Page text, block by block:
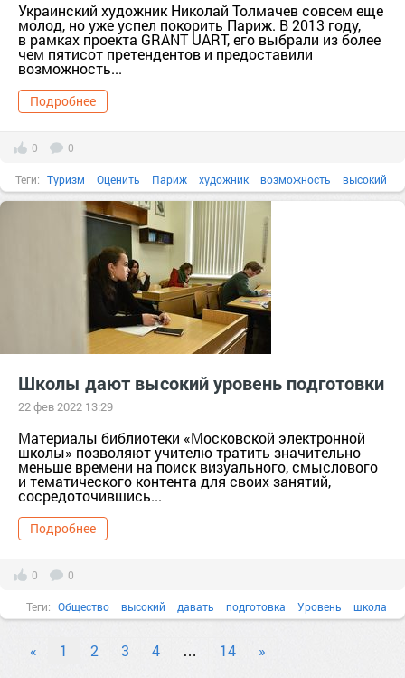
Украинский художник Николай Толмачев совсем еще
молод, но уже успел покорить Париж. В 2013 году,
в рамках проекта GRANT UART, его выбрали из более
чем пятисот претендентов и предоставили
возможность...
Подробнее
0 0
Теги: Туризм Оценить Париж художник возможность высокий
Школы дают высокий уровень подготовки
22 фев 2022 13:29
Материалы библиотеки «Московской электронной
школы» позволяют учителю тратить значительно
меньше времени на поиск визуального, смыслового
и тематического контента для своих занятий,
сосредоточившись...
Подробнее
0 0
Теги: Общество высокий давать подготовка Уровень школа
« 1 2 3 4 … 14 »